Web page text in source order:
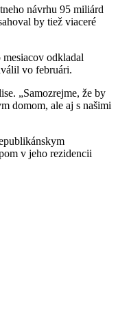
návrhu 95 miliárd
by tiež viaceré
odkladal
vo februári.
„Samozrejme, že by
domom, ale aj s našimi
v jeho rezidencii